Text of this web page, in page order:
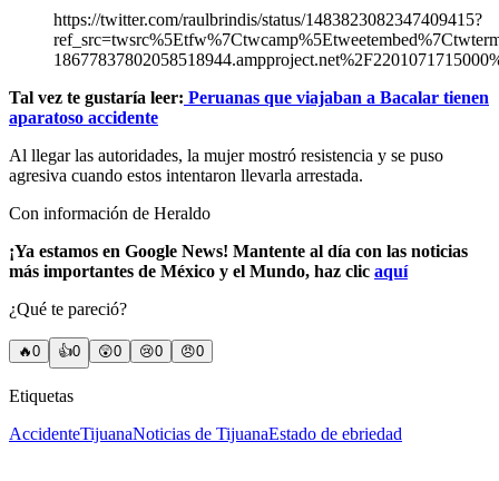
https://twitter.com/raulbrindis/status/1483823082347409415?
Tal vez te gustaría leer: Peruanas que viajaban a Bacalar tienen
aparatoso accidente
Al llegar las autoridades, la mujer mostró resistencia y se puso
agresiva cuando estos intentaron llevarla arrestada.
Con información de Heraldo
¡Ya estamos en Google News! Mantente al día con las noticias
más importantes de México y el Mundo, haz clic aquí
¿Qué te pareció?
🔥0 👍0 😲0 😢0 😠0
Etiquetas
AccidenteTijuanaNoticias de TijuanaEstado de ebriedad